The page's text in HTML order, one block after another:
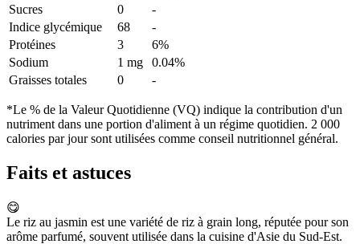
Sucres
0
-
Indice glycémique
68
-
Protéines
3
6%
Sodium
1 mg
0.04%
Graisses totales
0 -
*Le % de la Valeur Quotidienne (VQ) indique la contribution d'un
nutriment dans une portion d'aliment à un régime quotidien. 2 000
calories par jour sont utilisées comme conseil nutritionnel général.
Faits et astuces
😋
Le riz au jasmin est une variété de riz à grain long, réputée pour son
arôme parfumé, souvent utilisée dans la cuisine d'Asie du Sud-Est.